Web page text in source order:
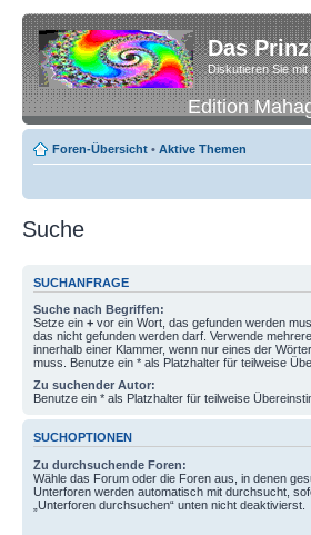
Das
Diskutieren Sie
Edition
Foren-Übersicht • Aktive Themen
Suche
SUCHANFRAGE
Suche nach Begriffen:
Setze ein + vor ein Wort, das gefunden werden
das nicht gefunden werden darf. Verwende
innerhalb einer Klammer, wenn nur eines der
muss. Benutze ein * als Platzhalter für teilweise
Zu suchender Autor:
Benutze ein * als Platzhalter für teilweise
SUCHOPTIONEN
Zu durchsuchende Foren:
Wähle das Forum oder die Foren aus, in denen
Unterforen werden automatisch mit durchsucht,
„Unterforen durchsuchen“ unten nicht deaktivierst.